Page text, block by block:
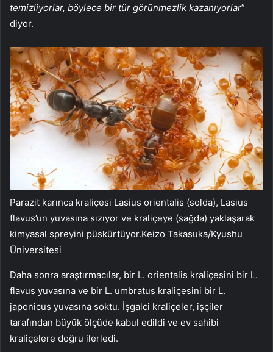
temizliyorlar, böylece bir tür görünmezlik kazanıyorlar”
diyor.
Parazit karınca kraliçesi Lasius orientalis (solda), Lasius
flavus’un yuvasına sızıyor ve kraliçeye (sağda) yaklaşarak
kimyasal spreyini püskürtüyor.Keizo Takasuka/Kyushu
Üniversitesi
Daha sonra araştırmacılar, bir L. orientalis kraliçesini bir L.
flavus yuvasına ve bir L. umbratus kraliçesini bir L.
japonicus yuvasına soktu. İşgalci kraliçeler, işçiler
tarafından büyük ölçüde kabul edildi ve ev sahibi
kraliçelere doğru ilerledi.